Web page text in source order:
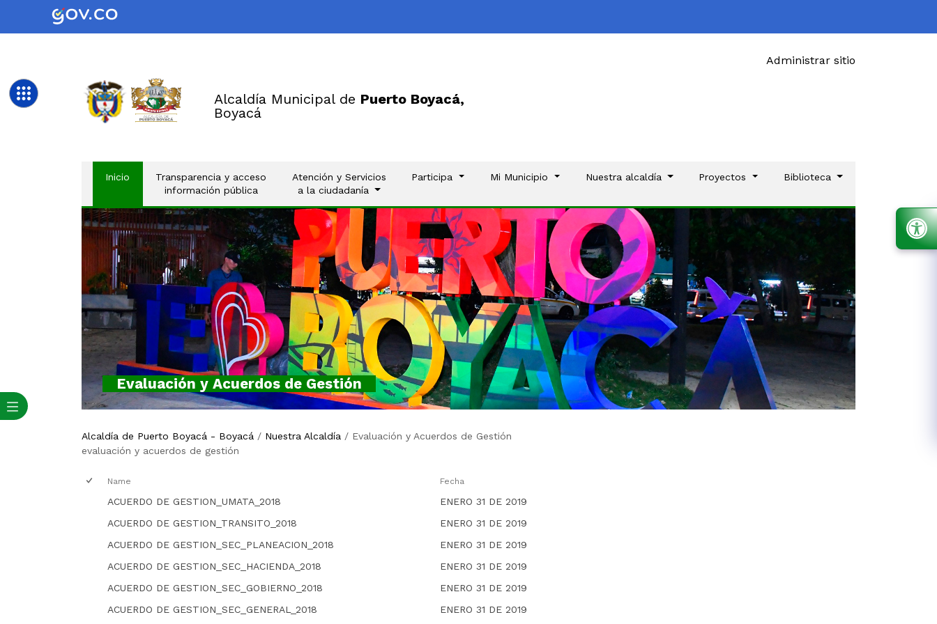
Administrar sitio
Alcaldía Municipal de Puerto Boyacá,
Boyacá
Inicio (current)Transparencia y acceso
información pública
Atención y Servicios
a la ciudadanía
Participa Mi Municipio Nuestra alcaldía Proyectos Biblioteca
Evaluación y Acuerdos de Gestión
Alcaldía de Puerto Boyacá - Boyacá / Nuestra Alcaldía / Evaluación y Acuerdos de Gestión
​evalua​ción y acuerdos de gestión
Name Fecha
ACUERDO DE GESTION_UMATA_2018
ENERO 31 DE 2019
ACUERDO DE GESTION_TRANSITO_2018
ENERO 31 DE 2019
ACUERDO DE GESTION_SEC_PLANEACION_2018
ENERO 31 DE 2019
ACUERDO DE GESTION_SEC_HACIENDA_2018
ENERO 31 DE 2019
ACUERDO DE GESTION_SEC_GOBIERNO_2018
ENERO 31 DE 2019
ACUERDO DE GESTION_SEC_GENERAL_2018
ENERO 31 DE 2019